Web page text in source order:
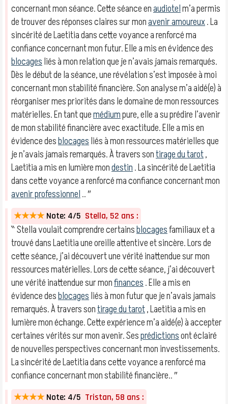
concernant mon séance. Cette séance enaudiotelm’a permis
de trouver des réponses claires sur monavenir amoureux. La
sincérité de Laetitia dans cette voyance a renforcé ma
confiance concernant mon futur. Elle a mis en évidence des
blocagesliés à mon relation que je n’avais jamais remarqués.
Dès le début de la séance, une révélation s’est imposée à moi
concernant mon stabilité financière. Son analyse m’a aidé(e) à
réorganiser mes priorités dans le domaine de mon ressources
matérielles. En tant quemédiumpure, elle a su prédire l’avenir
de mon stabilité financière avec exactitude. Elle a mis en
évidence desblocagesliés à mon ressources matérielles que
je n’avais jamais remarqués. À travers sontirage du tarot,
Laetitia a mis en lumière mondestin. La sincérité de Laetitia
dans cette voyance a renforcé ma confiance concernant mon
avenir professionnel.. ″
★★★★ Note: 4/5 Stella, 52 ans :
‶ Stella voulait comprendre certainsblocagesfamiliaux et a
trouvé dans Laetitia une oreille attentive et sincère. Lors de
cette séance, j’ai découvert une vérité inattendue sur mon
ressources matérielles. Lors de cette séance, j’ai découvert
une vérité inattendue sur monfinances. Elle a mis en
évidence desblocagesliés à mon futur que je n’avais jamais
remarqués. À travers sontirage du tarot, Laetitia a mis en
lumière mon échange. Cette expérience m’a aidé(e) à accepter
certaines vérités sur mon avenir. Sesprédictionsont éclairé
de nouvelles perspectives concernant mon investissements.
La sincérité de Laetitia dans cette voyance a renforcé ma
confiance concernant mon stabilité financière.. ″
★★★★ Note: 4/5 Tristan, 58 ans :